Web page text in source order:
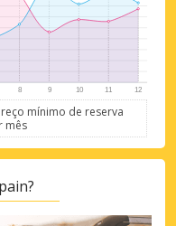
mínimo de reserva
mês